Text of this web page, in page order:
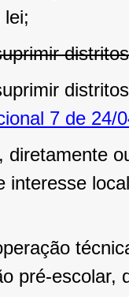
7 de 24/
diretamente
interesse
pré-escolar,